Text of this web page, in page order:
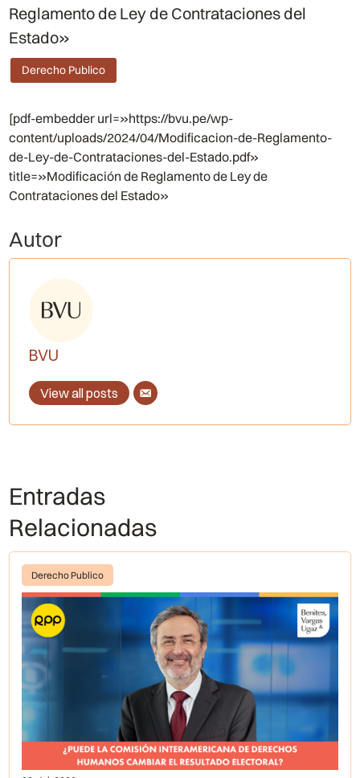
Reglamento de Ley de Contrataciones del
Estado»
Derecho Publico
[pdf-embedder url=»https://bvu.pe/wp-
content/uploads/2024/04/Modificacion-de-Reglamento-
de-Ley-de-Contrataciones-del-Estado.pdf»
title=»Modificación de Reglamento de Ley de
Contrataciones del Estado»
Autor
BVU
View all posts
Entradas
Relacionadas
Derecho Publico